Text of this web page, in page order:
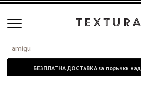
Toggle
БЕЗПЛАТНА ДОСТАВКА за поръчки над